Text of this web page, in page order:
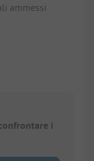
ammessi
i